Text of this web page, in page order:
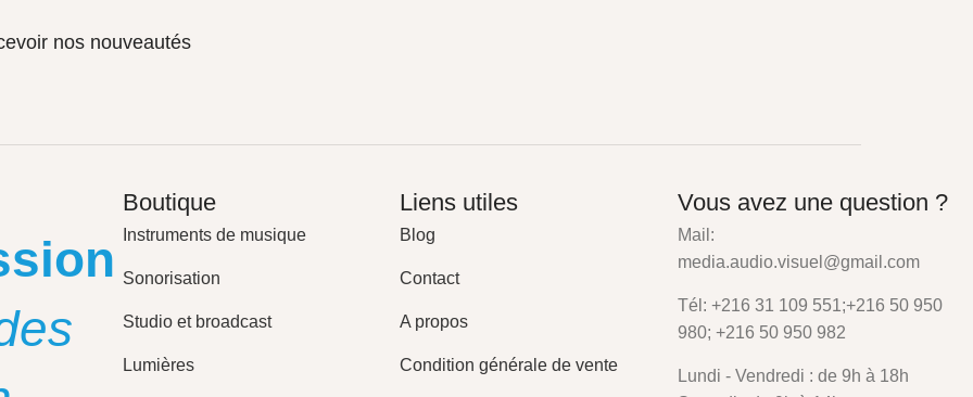
nos nouveautés
Boutique
Instruments de musique
Sonorisation
Studio et broadcast
Lumières
Liens utiles
Blog
Contact
A propos
Condition générale de vente
Vous avez une question ?
Mail:
media.audio.visuel@gmail.com
Tél: +216 31 109 551;+216 50 950
980; +216 50 950 982
Lundi - Vendredi : de 9h à 18h